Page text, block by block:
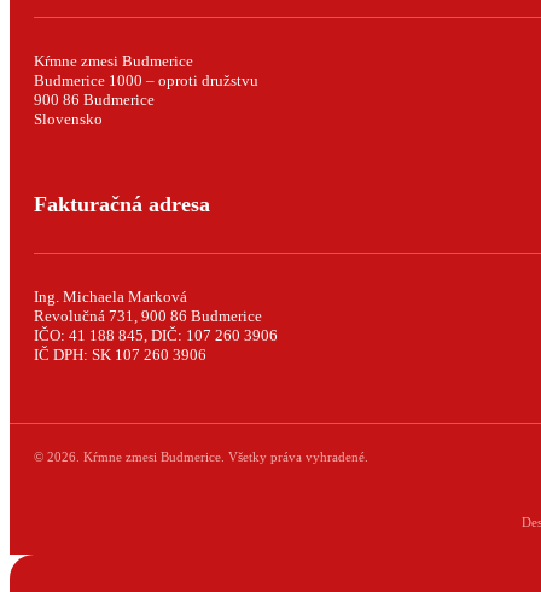
Kŕmne zmesi Budmerice
Budmerice 1000 – oproti družstvu
900 86 Budmerice
Slovensko
Fakturačná adresa
Ing. Michaela Marková
Revolučná 731, 900 86 Budmerice
IČO: 41 188 845, DIČ: 107 260 3906
IČ DPH: SK 107 260 3906
© 2026. Kŕmne zmesi Budmerice. Všetky práva vyhradené.